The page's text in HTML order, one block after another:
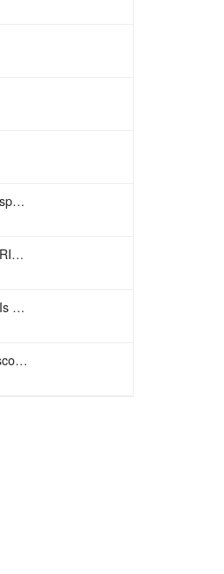
Achille Lauro – Amore Disperato
Tananai, Annalisa – STORIE BREVI
All I Want For Christmas Is You – Mariah Carey
Come Nelle Favole – Vasco Rossi